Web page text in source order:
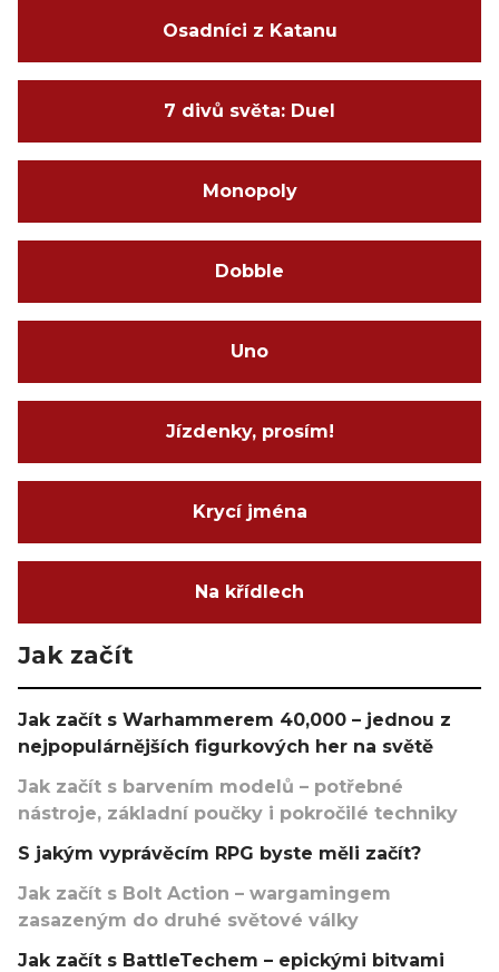
Osadníci z Katanu
7 divů světa: Duel
Monopoly
Dobble
Uno
Jízdenky, prosím!
Krycí jména
Na křídlech
Jak začít
Jak začít s Warhammerem 40,000 – jednou z
nejpopulárnějších figurkových her na světě
Jak začít s barvením modelů – potřebné
nástroje, základní poučky i pokročilé techniky
S jakým vyprávěcím RPG byste měli začít?
Jak začít s Bolt Action – wargamingem
zasazeným do druhé světové války
Jak začít s BattleTechem – epickými bitvami